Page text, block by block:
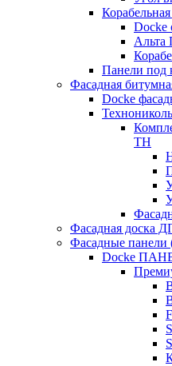
Docke
Альта
Панели под
Фасадная
Docke
ТН
Фасадная доска
Фасадные
Docke